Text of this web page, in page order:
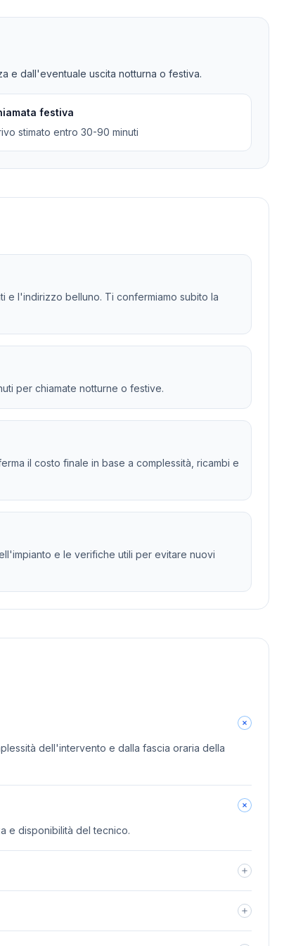
e dall'eventuale uscita notturna o festiva.
festiva
stimato entro 30-90 minuti
e l'indirizzo belluno. Ti confermiamo subito la
per chiamate notturne o festive.
il costo finale in base a complessità, ricambi e
e le verifiche utili per evitare nuovi
dell'intervento e dalla fascia oraria della
e disponibilità del tecnico.